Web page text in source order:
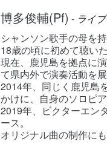
博多俊輔(Pf) - ライ
シャンソン歌手の母を
18歳の頃に初めて聴い
現在、鹿児島を拠点に
て県内外で演奏活動を展
2014年、同じく鹿児島
かけに、自身のソロピ
2019年、ビクターエン
ース。
オリジナル曲の制作に